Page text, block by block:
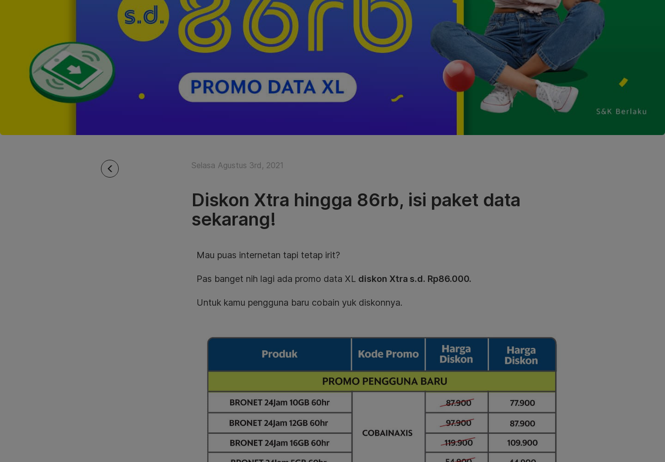
Selasa Agustus 3rd, 2021
Diskon Xtra hingga 86rb, isi paket data
sekarang!
Mau puas internetan tapi tetap irit?
Pas banget nih lagi ada promo data XL diskon Xtra s.d. Rp86.000.
Untuk kamu pengguna baru cobain yuk diskonnya.